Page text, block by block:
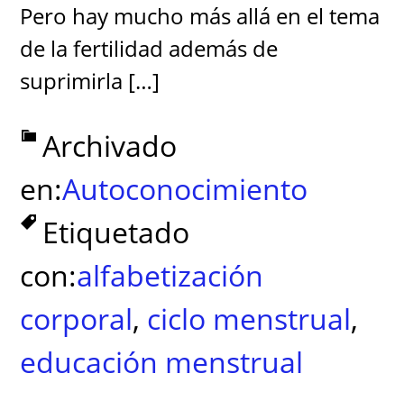
Pero hay mucho más allá en el tema
de la fertilidad además de
suprimirla […]
Archivado
en:Autoconocimiento
Etiquetado
con:alfabetización
corporal, ciclo menstrual,
educación menstrual